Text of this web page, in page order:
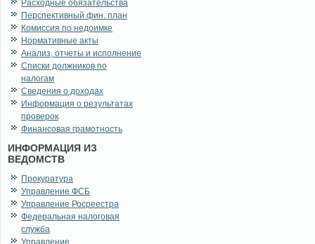
Расходные обязательства
Перспективный фин. план
Комиссия по недоимке
Нормативные акты
Анализ, отчеты и исполнение
Списки должников по
налогам
Сведения о доходах
Информация о результатах
проверок
Финансовая грамотность
ИНФОРМАЦИЯ ИЗ
ВЕДОМСТВ
Прокуратура
Управление ФСБ
Управление Росреестра
Федеральная налоговая
служба
Управление